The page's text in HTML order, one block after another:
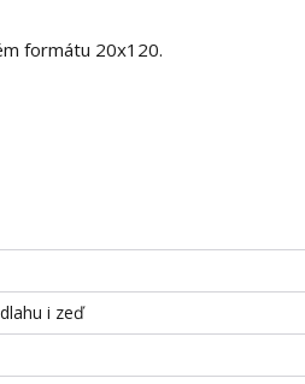
formátu 20x120.
i zeď